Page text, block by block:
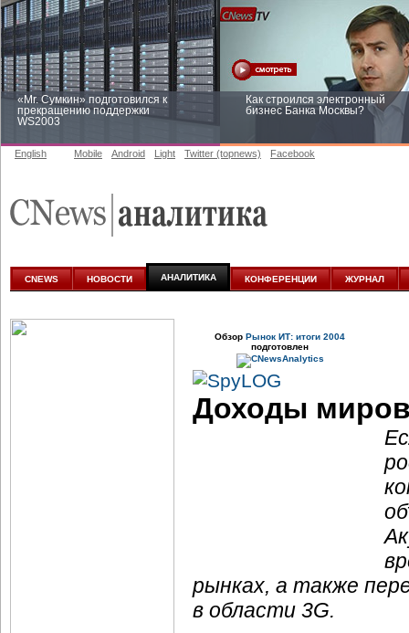
«Mr. Сумкин» подготовился к
прекращению поддержки
WS2003
Как строился электронный
бизнес Банка Москвы?
аналитике
English Mobile Android Light Twitter (topnews) Facebook
CNEWS НОВОСТИ АНАЛИТИКА КОНФЕРЕНЦИИ ЖУРНАЛ
Обзор Рынок ИТ: итоги 2004
подготовлен
Доходы
рынках, а также
в области 3G.